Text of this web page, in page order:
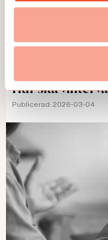
Hur ska
Publicerad: 2026-03-04